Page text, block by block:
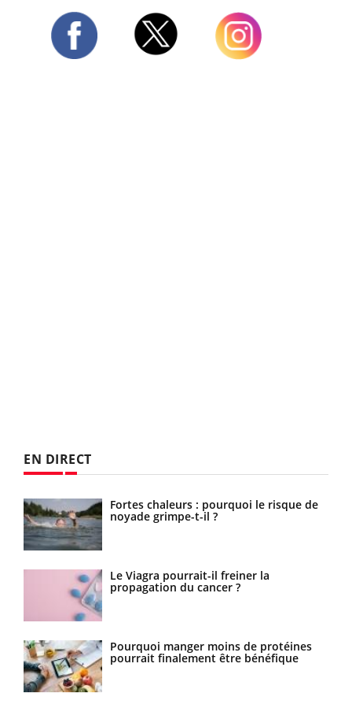
EN DIRECT
Fortes chaleurs : pourquoi le risque de
noyade grimpe-t-il ?
Le Viagra pourrait-il freiner la
propagation du cancer ?
Pourquoi manger moins de protéines
pourrait finalement être bénéfique